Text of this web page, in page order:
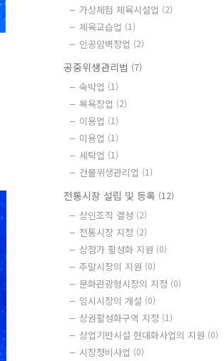
가상체험 체육시설업 (2)
체육교습업 (1)
인공암벽장업 (2)
공중위생관리법 (7)
숙박업 (1)
목욕장업 (2)
이용업 (1)
미용업 (1)
세탁업 (1)
건물위생관리업 (1)
전통시장 설립 및 등록 (12)
상인조직 결성 (2)
전통시장 지정 (2)
상점가 활성화 지원 (0)
주말시장의 지원 (0)
문화관광형시장의 지정 (0)
임시시장의 개설 (0)
상권활성화구역 지정 (1)
상업기반시설 현대화사업의 지원 (0)
시장정비사업 (0)